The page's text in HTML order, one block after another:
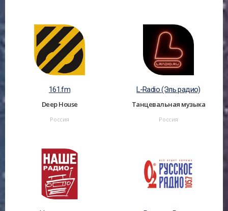
161.fm
Deep House
Россия
L-Radio (Эль радио)
Танцевальная музыка
Россия